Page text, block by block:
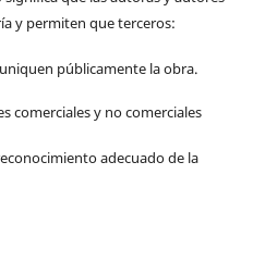
y permiten que terceros:
públicamente la obra.
comerciales y no comerciales
adecuado de la